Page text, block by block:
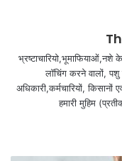
भ्रष्टाचारियो,भूमाफियाओं,नशे
लॉचिंग करने वालों,
अधिकारी,कर्मचारियों,
हमारी मुहिम